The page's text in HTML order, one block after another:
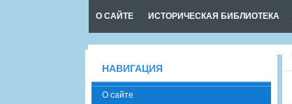
О САЙТЕ ИСТОРИЧЕСКАЯ БИБЛИОТЕКА
НАВИГАЦИЯ
О сайте